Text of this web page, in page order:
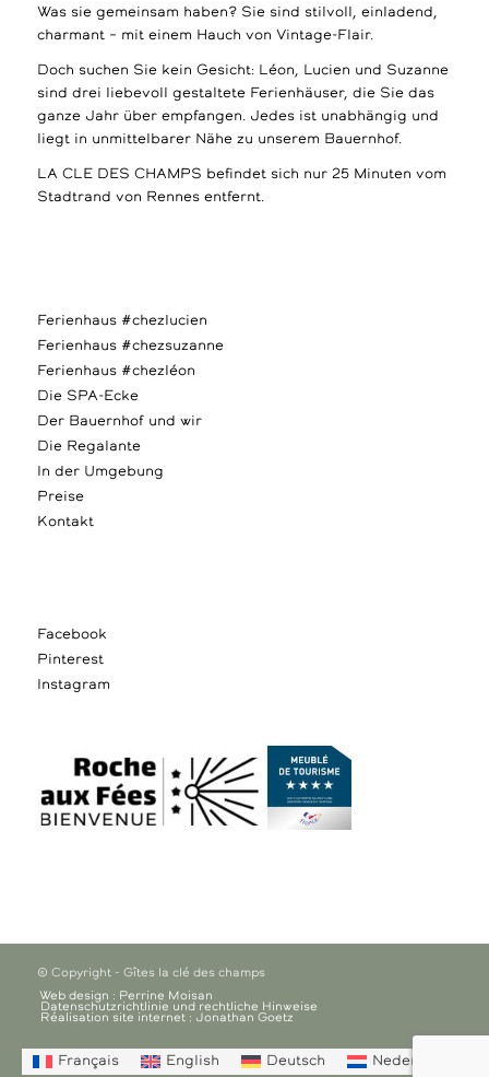
Was sie gemeinsam haben? Sie sind stilvoll, einladend,
charmant – mit einem Hauch von Vintage-Flair.
Doch suchen Sie kein Gesicht: Léon, Lucien und Suzanne
sind drei liebevoll gestaltete Ferienhäuser, die Sie das
ganze Jahr über empfangen. Jedes ist unabhängig und
liegt in unmittelbarer Nähe zu unserem Bauernhof.
LA CLE DES CHAMPS befindet sich nur 25 Minuten vom
Stadtrand von Rennes entfernt.
Ferienhaus #chezlucien
Ferienhaus #chezsuzanne
Ferienhaus #chezléon
Die SPA-Ecke
Der Bauernhof und wir
Die Regalante
In der Umgebung
Preise
Kontakt
Facebook
Pinterest
Instagram
© Copyright - Gîtes la clé des champs
Web design : Perrine Moisan
Datenschutzrichtlinie und rechtliche Hinweise
Réalisation site internet : Jonathan Goetz
Français English Deutsch Nederlands